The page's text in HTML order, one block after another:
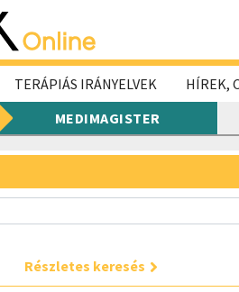
TERÁPIÁS IRÁNYELVEK HÍREK,
MEDIMAGISTER
Részletes keresés